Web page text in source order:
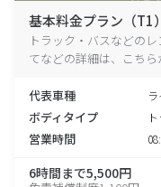
基本料金プラン（T1）
トラック・バスなどの
てなどの詳細は、こちら
代表車種
ボディタイプ
営業時間
6時間まで5,500円